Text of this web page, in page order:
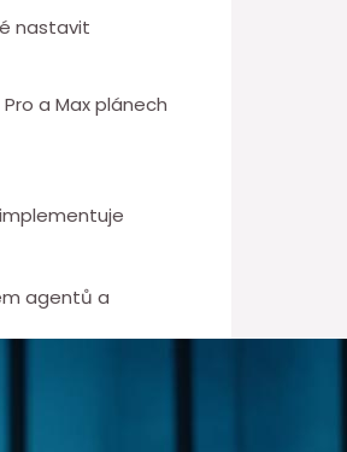
nastavit
a⁤ Max plánech
agentů a